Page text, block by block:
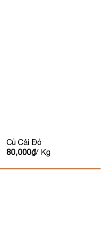
Củ Cải Đỏ
80,000₫/ Kg